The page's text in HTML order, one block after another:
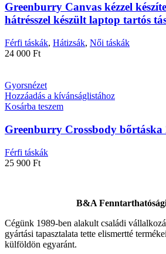
Greenburry Canvas kézzel
hátrésszel készült laptop tartós
Férfi táskák, Hátizsák, Női táskák
24 000 Ft
Gyorsnézet
Hozzáadás a kívánságlistához
Kosárba teszem
Greenburry Crossbody bőrtáska
Férfi táskák
25 900 Ft
B&A
Cégünk 1989-ben alakult családi
gyártási tapasztalata tette elismertté
külföldön egyaránt.